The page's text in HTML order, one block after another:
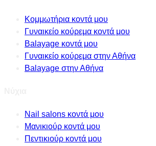
Κομμωτήρια κοντά μου
Γυναικείο κούρεμα κοντά μου
Balayage κοντά μου
Γυναικείο κούρεμα στην Αθήνα
Balayage στην Αθήνα
Nail salons κοντά μου
Μανικιούρ κοντά μου
Πεντικιούρ κοντά μου